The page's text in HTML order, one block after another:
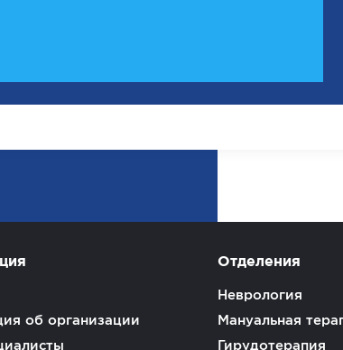
об организации
Отделения
Неврология
Мануальная
Гирудотерапия